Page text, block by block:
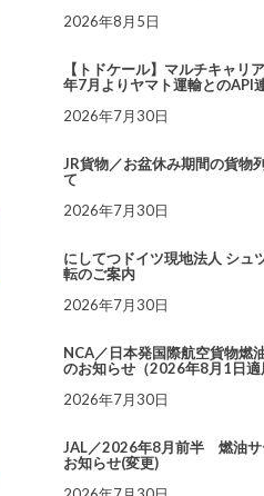
2026年8月5日
【トドケール】マルチキャリ
年7月よりヤマト運輸とのAPI
2026年7月30日
JR貨物／お盆休み期間の貨物
て
2026年7月30日
にしてつドイツ現地法人 シュ
転のご案内
2026年7月30日
NCA／日本発国際航空貨物燃
のお知らせ（2026年8月1日
2026年7月30日
JAL／2026年8月前半 燃油サ
お知らせ(変更)